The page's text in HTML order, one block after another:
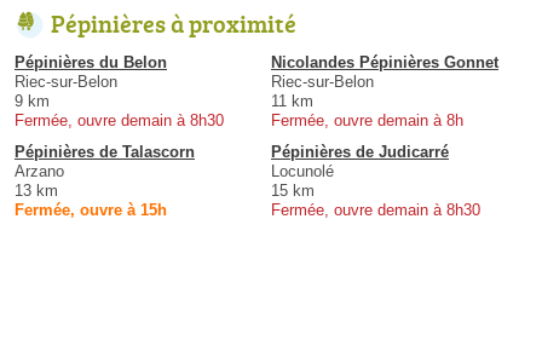
Pépinières à proximité
Pépinières du Belon
Riec-sur-Belon
9 km
Fermée, ouvre demain à 8h30
Nicolandes Pépinières Gonnet
Riec-sur-Belon
11 km
Fermée, ouvre demain à 8h
Pépinières de Talascorn
Arzano
13 km
Fermée, ouvre à 15h
Pépinières de Judicarré
Locunolé
15 km
Fermée, ouvre demain à 8h30